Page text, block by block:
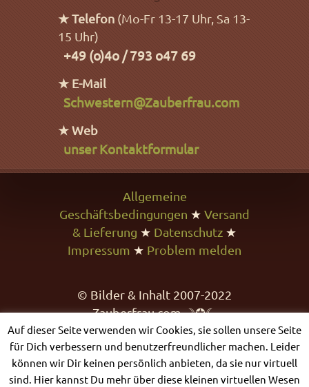
★ Telefon (Mo-Fr 13-17 Uhr, Sa 13-
15 Uhr)
+49 (o)4o / 793 o47 69
★ E-Mail
Schwestern@Zauberfrau.com
★ Web
unser Kontaktformular
Allgemeine
Geschäftsbedingungen ★ Versand
& Lieferung ★ Datenschutz ★
Impressum ★ Problem melden
© Bilder & Inhalt 2007-2022
Zauberfrau.com ☽✪☾
Auf dieser Seite verwenden wir Cookies, sie sollen unsere Seite
für Dich verbessern und benutzerfreundlicher machen. Leider
können wir Dir keinen persönlich anbieten, da sie nur virtuell
sind. Hier kannst Du mehr über diese kleinen virtuellen Wesen